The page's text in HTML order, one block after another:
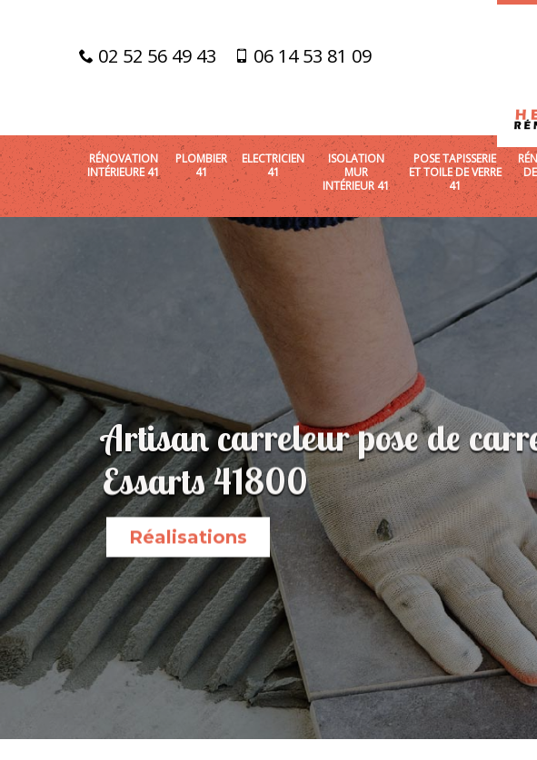
02 52 56 49 43 06 14 53 81 09
RÉNOVATION
INTÉRIEURE 41
PLOMBIER
41
ELECTRICIEN
41
ISOLATION
MUR
INTÉRIEUR 41
POSE TAPISSERIE
ET TOILE DE VERRE
41
Artisan carreleur pose de
Essarts 41800
Réalisations